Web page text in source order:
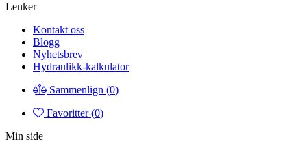
Lenker
Kontakt oss
Blogg
Nyhetsbrev
Hydraulikk-kalkulator
Sammenlign (0)
Favoritter (0)
Min side